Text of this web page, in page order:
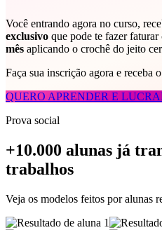
Você entrando agora no curso,
exclusivo que pode te fazer faturar
mês aplicando o crochê do jeito
Faça sua inscrição agora e receba
QUERO APRENDER E
Prova social
+10.000 alunas já
trabalhos
Veja os modelos feitos por alunas